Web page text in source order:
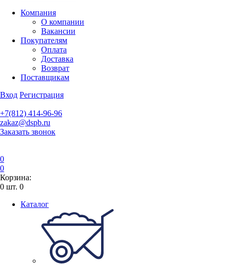
Компания
О компании
Вакансии
Покупателям
Оплата
Доставка
Возврат
Поставщикам
Вход Регистрация
+7(812) 414-96-96
zakaz@dspb.ru
Заказать звонок
0
0
Корзина:
0 шт. 0
Каталог